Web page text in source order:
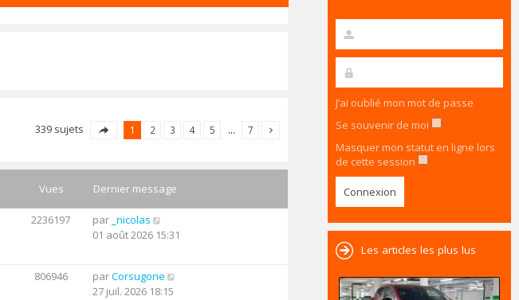
339 sujets 1 2 3 4 5 … 7
Vues Dernier message
2236197 par _nicolas
01 août 2026 15:31
806946 parCorsugone
27 juil. 2026 18:15
J’ai oublié mon mot de passe
Se souvenir de moi
Masquer mon statut en ligne lors
de cette session
Les articles les plus lus